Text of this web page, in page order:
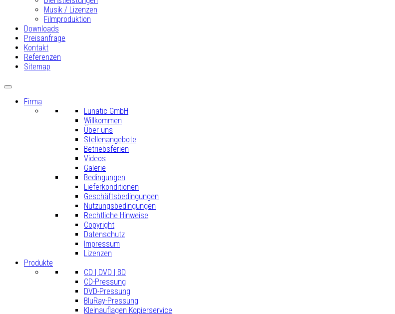
Musik / Lizenzen
Filmproduktion
Downloads
Preisanfrage
Kontakt
Referenzen
Sitemap
Firma
Lunatic GmbH
Willkommen
Über uns
Stellenangebote
Betriebsferien
Videos
Galerie
Bedingungen
Lieferkonditionen
Geschäftsbedingungen
Nutzungsbedingungen
Rechtliche Hinweise
Copyright
Datenschutz
Impressum
Lizenzen
Produkte
CD | DVD | BD
CD-Pressung
DVD-Pressung
BluRay-Pressung
Kleinauflagen Kopierservice